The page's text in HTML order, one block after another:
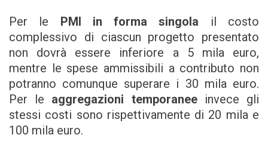
Per le PMI in forma singola il costo
complessivo di ciascun progetto presentato
non dovrà essere inferiore a 5 mila euro,
mentre le spese ammissibili a contributo non
potranno comunque superare i 30 mila euro.
Per le aggregazioni temporaneeinvece gli
stessi costi sono rispettivamente di 20 mila e
100 mila euro.